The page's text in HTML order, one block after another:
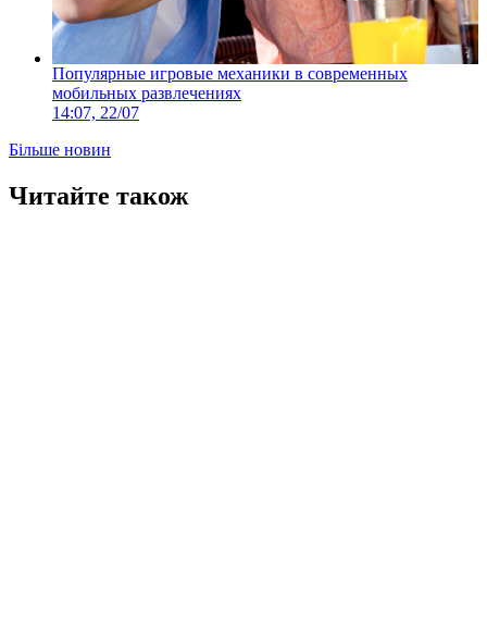
Популярные игровые механики в современных
мобильных развлечениях
14:07, 22/07
Більше новин
Читайте також